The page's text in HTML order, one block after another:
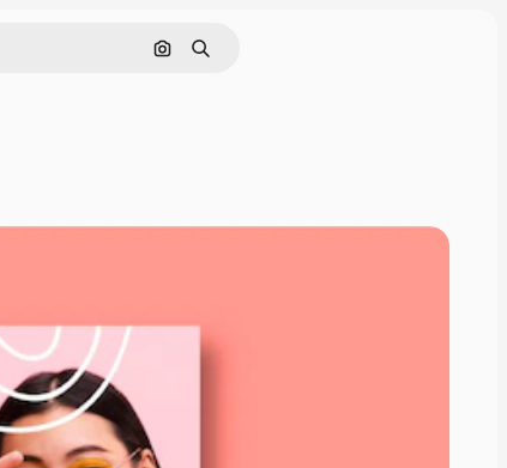
Pesquisar por imagem
Buscar